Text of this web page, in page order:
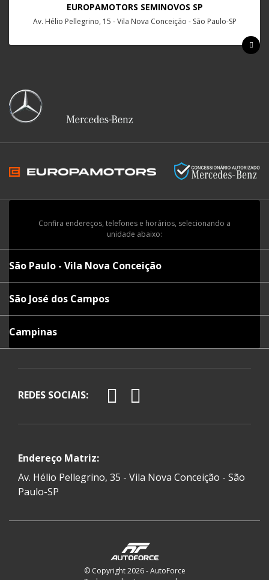
EUROPAMOTORS SEMINOVOS SP
Av. Hélio Pellegrino, 15 - Vila Nova Conceição - São Paulo-SP
Confira endereços, telefones e horários, selecionando a
unidade abaixo:
São Paulo - Vila Nova Conceição
São José dos Campos
Campinas
REDES SOCIAIS:
Endereço Matriz:
Av. Hélio Pellegrino, 35 - Vila Nova Conceição - São
Paulo-SP
© Copyright 2026 - AutoForce